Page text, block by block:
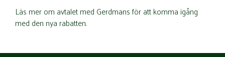
Läs mer om avtalet med Gerdmans för att komma igång
med den nya rabatten.